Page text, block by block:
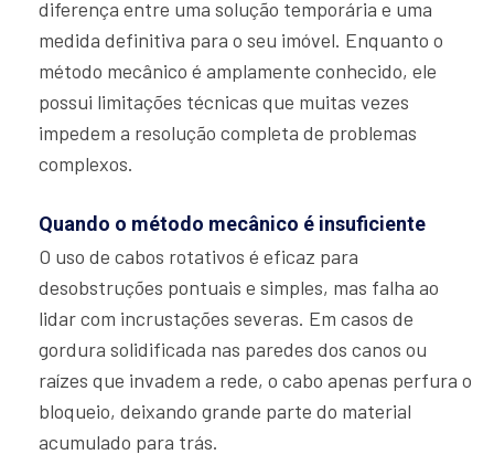
diferença entre uma solução temporária e uma
medida definitiva para o seu imóvel. Enquanto o
método mecânico é amplamente conhecido, ele
possui limitações técnicas que muitas vezes
impedem a resolução completa de problemas
complexos.
Quando o método mecânico é insuficiente
O uso de cabos rotativos é eficaz para
desobstruções pontuais e simples, mas falha ao
lidar com incrustações severas. Em casos de
gordura solidificada nas paredes dos canos ou
raízes que invadem a rede, o cabo apenas perfura o
bloqueio, deixando grande parte do material
acumulado para trás.